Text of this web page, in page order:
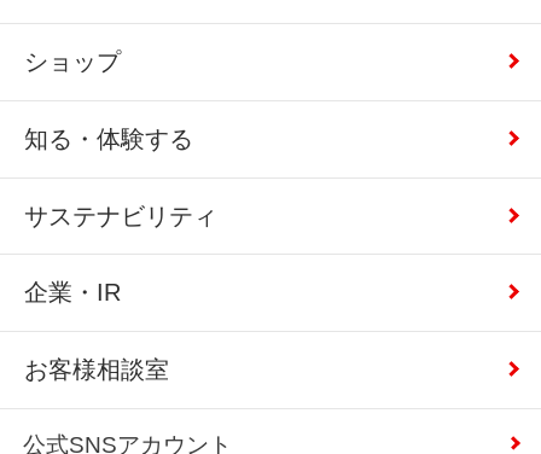
ショップ
知る・体験する
サステナビリティ
企業・IR
お客様相談室
公式SNSアカウント